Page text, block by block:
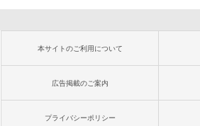
本サイトのご利用について
広告掲載のご案内
プライバシーポリシー